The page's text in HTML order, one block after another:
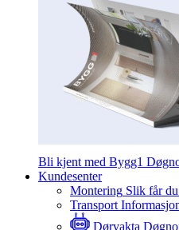
Bli kjent med Bygg1
Kundesenter
Montering Slik får
Transport
Dørvakta